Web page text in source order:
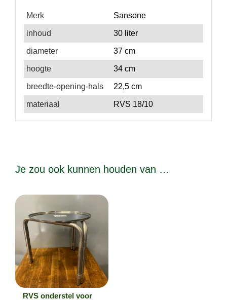
Merk Sansone
inhoud 30 liter
diameter 37 cm
hoogte 34 cm
breedte-opening-hals 22,5 cm
materiaal RVS 18/10
Je zou ook kunnen houden van …
RVS onderstel voor